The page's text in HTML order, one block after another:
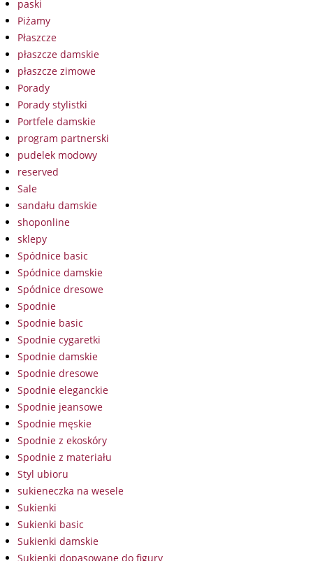
paski
Piżamy
Płaszcze
płaszcze damskie
płaszcze zimowe
Porady
Porady stylistki
Portfele damskie
program partnerski
pudelek modowy
reserved
Sale
sandału damskie
shoponline
sklepy
Spódnice basic
Spódnice damskie
Spódnice dresowe
Spodnie
Spodnie basic
Spodnie cygaretki
Spodnie damskie
Spodnie dresowe
Spodnie eleganckie
Spodnie jeansowe
Spodnie męskie
Spodnie z ekoskóry
Spodnie z materiału
Styl ubioru
sukieneczka na wesele
Sukienki
Sukienki basic
Sukienki damskie
Sukienki dopasowane do figury